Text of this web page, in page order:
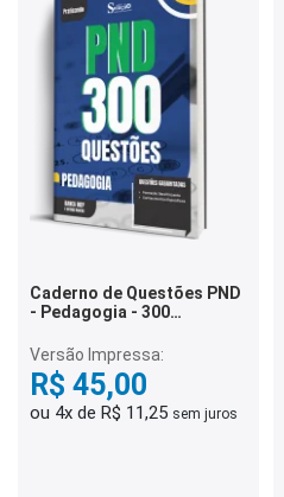
Caderno de Questões PND
- Pedagogia - 300
Versão Impressa:
R$ 45,00
ou 4x de R$ 11,25 sem juros